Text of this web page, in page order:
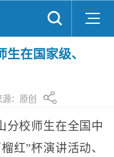
在国家级、
： 原创
分校师生在全国中
红”杯演讲活动、